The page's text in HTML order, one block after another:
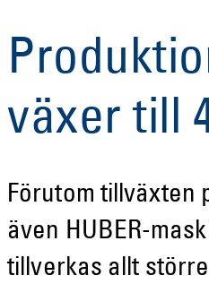
växer till
Förutom tillväxten
även HUBER-
tillverkas allt